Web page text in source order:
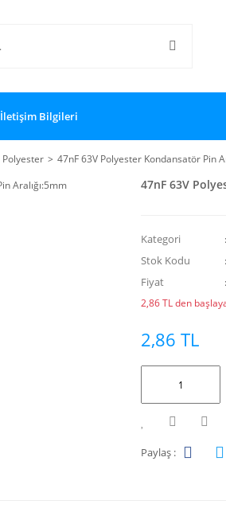
İletişim Bilgileri
Polyester 47nF 63V Polyester Kondansatör Pin
47nF 63V
Kategori
Stok Kodu
Fiyat
2,86 TL den
2,86 TL
Paylaş :